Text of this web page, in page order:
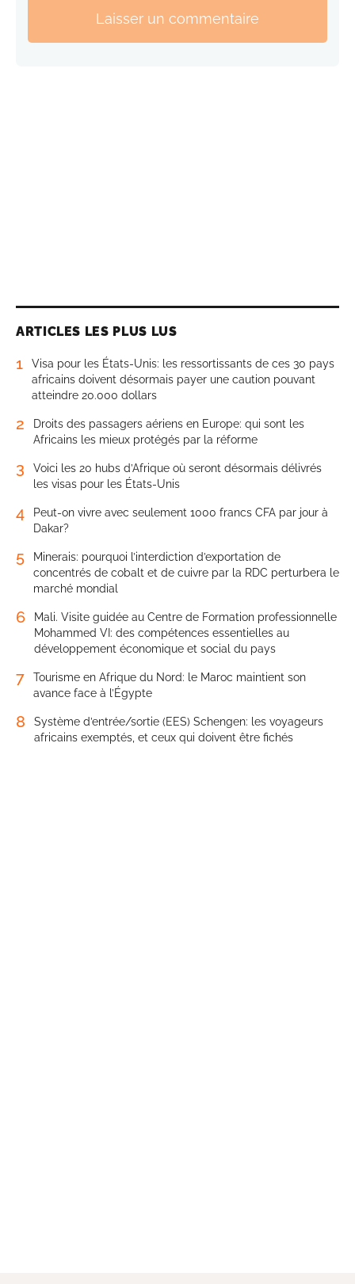
Laisser un commentaire
ARTICLES LES PLUS LUS
1
Visa pour les États-Unis: les ressortissants de ces 30 pays
africains doivent désormais payer une caution pouvant
atteindre 20.000 dollars
2
Droits des passagers aériens en Europe: qui sont les
Africains les mieux protégés par la réforme
3
Voici les 20 hubs d’Afrique où seront désormais délivrés
les visas pour les États-Unis
4
Peut-on vivre avec seulement 1000 francs CFA par jour à
Dakar?
5
Minerais: pourquoi l’interdiction d’exportation de
concentrés de cobalt et de cuivre par la RDC perturbera le
marché mondial
6
Mali. Visite guidée au Centre de Formation professionnelle
Mohammed VI: des compétences essentielles au
développement économique et social du pays
7
Tourisme en Afrique du Nord: le Maroc maintient son
avance face à l’Égypte
8
Système d’entrée/sortie (EES) Schengen: les voyageurs
africains exemptés, et ceux qui doivent être fichés